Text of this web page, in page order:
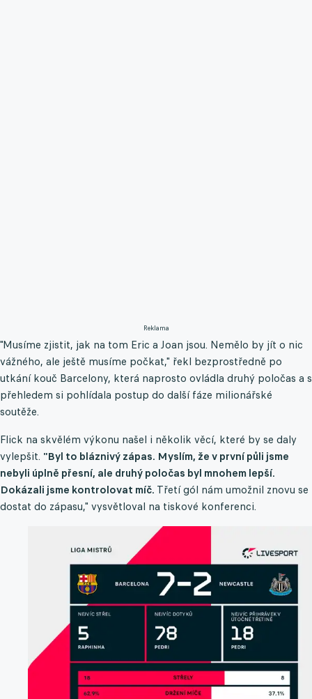
Reklama
"Musíme zjistit, jak na tom Eric a Joan jsou. Nemělo by jít o nic
vážného, ale ještě musíme počkat," řekl bezprostředně po
utkání kouč Barcelony, která naprosto ovládla druhý poločas a s
přehledem si pohlídala postup do další fáze milionářské
soutěže.
Flick na skvělém výkonu našel i několik věcí, které by se daly
vylepšit. "Byl to bláznivý zápas. Myslím, že v první půli jsme
nebyli úplně přesní, ale druhý poločas byl mnohem lepší.
Dokázali jsme kontrolovat míč. Třetí gól nám umožnil znovu se
dostat do zápasu," vysvětloval na tiskové konferenci.